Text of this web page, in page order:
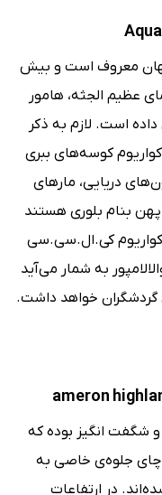
جهان معروف است و بیش
عظیم ‌‌الجثه، هامور
است. لازم به ذکر
کوسه‌های ببری
دریایی، مارهای
بنام بلوری هستند
آکواریوم کی.ال.سی.سی
به شمار می‌آید
گردشگران خواهد داشت.
شگفت انگیز بوده که
چای جلوه‌ی خاصی به
در ارتفاعات